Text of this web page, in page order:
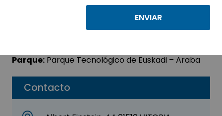
Contacto
INFORMACIÓN, INFORMÁTICA Y
Parque: Parque Tecnológico de Euskadi – Araba